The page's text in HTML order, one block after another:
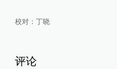
校对： 丁晓
评论